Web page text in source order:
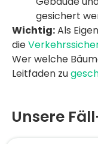
gesichert
Wichtig:Als
die
Wer welche
Leitfaden zu
Unsere